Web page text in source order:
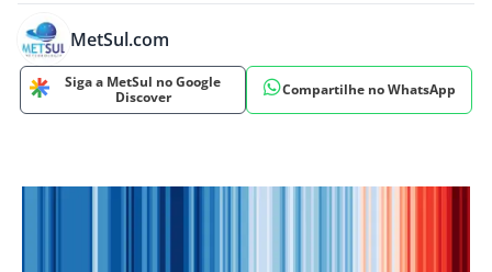
MetSul.com
Siga a MetSul no Google
Discover
Compartilhe no WhatsApp